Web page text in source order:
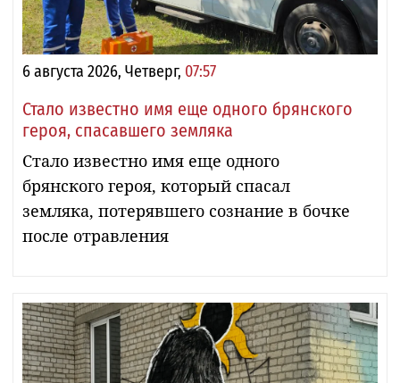
6 августа 2026, Четверг, 07:57
Стало известно имя еще одного брянского
героя, спасавшего земляка
Стало известно имя еще одного
брянского героя, который спасал
земляка, потерявшего сознание в бочке
после отравления